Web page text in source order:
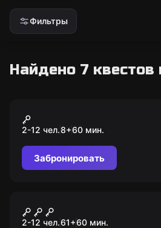
Фильтры
Найдено 7 квестов
Гарри и тайное
2-12 чел.8+60 мин.
Забронировать
Уэнсдей
2-12 чел.61+60 мин.